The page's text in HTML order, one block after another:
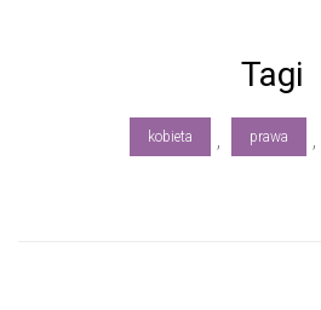
Tagi
kobieta , prawa ,